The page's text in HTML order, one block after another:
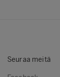
Seuraa meitä